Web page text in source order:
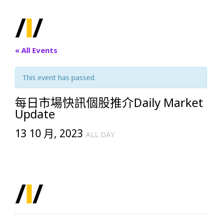
« All Events
This event has passed.
每日市場快訊個股推介Daily Market
Update
13 10 月, 2023 ALL DAY